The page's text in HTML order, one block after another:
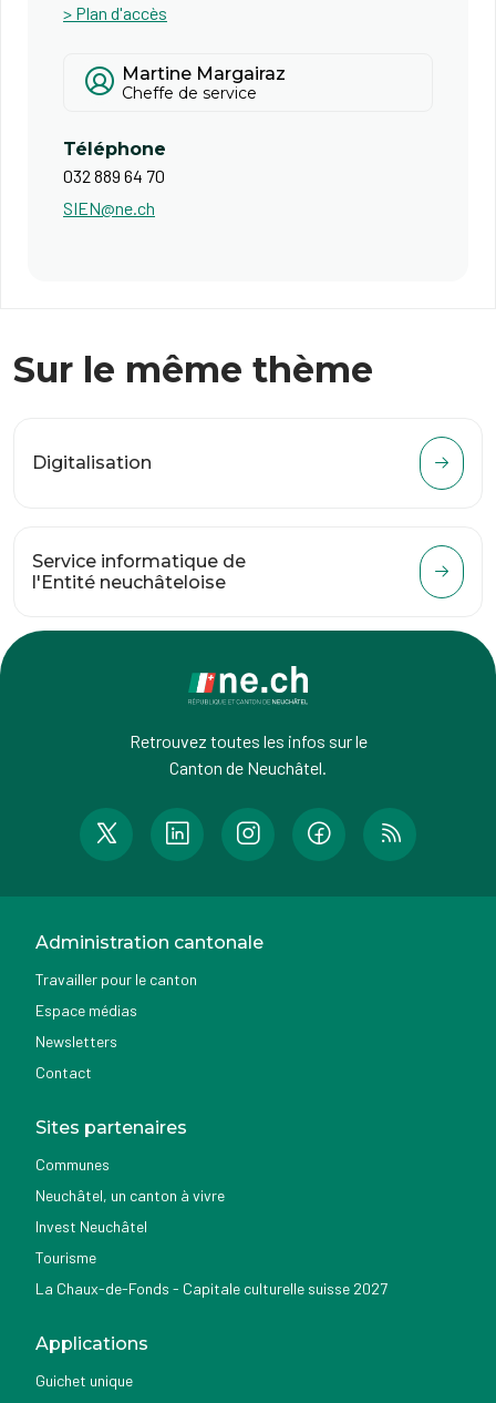
> Plan d'accès
Martine Margairaz
Cheffe de service
Téléphone
032 889 64 70
SIEN@ne.ch
Sur le même thème
Digitalisation
Service informatique de
l'Entité neuchâteloise
Retrouvez toutes les infos sur le
Canton de Neuchâtel.
Administration cantonale
Travailler pour le canton
Espace médias
Newsletters
Contact
Sites partenaires
Communes
Neuchâtel, un canton à vivre
Invest Neuchâtel
Tourisme
La Chaux-de-Fonds - Capitale culturelle suisse 2027
Applications
Guichet unique